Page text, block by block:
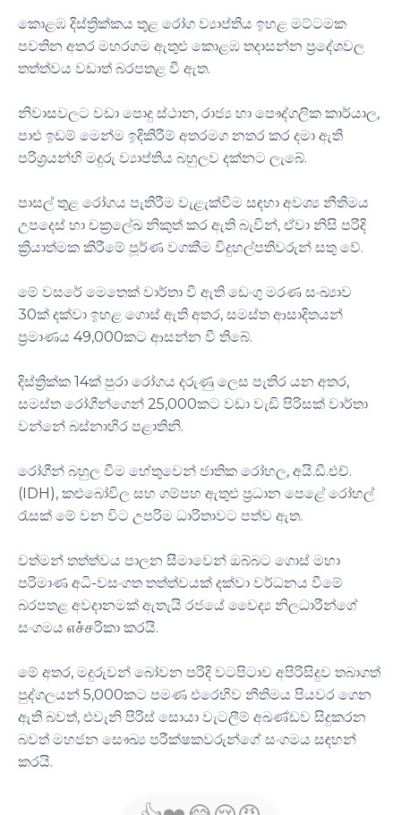
කොළඹ දිස්ත්‍රික්කය තුළ රෝග ව්‍යාප්තිය ඉහළ මට්ටමක
පවතින අතර මහරගම ඇතුළු කොළඹ තදාසන්න ප්‍රදේශවල
තත්ත්වය වඩාත් බරපතළ වී ඇත.
නිවාසවලට වඩා පොදු ස්ථාන, රාජ්‍ය හා පෞද්ගලික කාර්යාල,
පාළු ඉඩම් මෙන්ම ඉදිකිරීම් අතරමග නතර කර දමා ඇති
පරිශ්‍රයන්හි මදුරු ව්‍යාප්තිය බහුලව දක්නට ලැබේ.
පාසල් තුළ රෝගය පැතිරීම වැළැක්වීම සඳහා අවශ්‍ය නීතිමය
උපදෙස් හා චක්‍රලේඛ නිකුත් කර ඇති බැවින්, ඒවා නිසි පරිදි
ක්‍රියාත්මක කිරීමේ පූර්ණ වගකීම විදුහල්පතිවරුන් සතු වේ.
මේ වසරේ මෙතෙක් වාර්තා වී ඇති ඩෙංගු මරණ සංඛ්‍යාව
30ක් දක්වා ඉහළ ගොස් ඇති අතර, සමස්ත ආසාදිතයන්
ප්‍රමාණය 49,000කට ආසන්න වී තිබේ.
දිස්ත්‍රික්ක 14ක් පුරා රෝගය දරුණු ලෙස පැතිර යන අතර,
සමස්ත රෝගීන්ගෙන් 25,000කට වඩා වැඩි පිරිසක් වාර්තා
වන්නේ බස්නාහිර පළාතිනි.
රෝගීන් බහුල වීම හේතුවෙන් ජාතික රෝහල, අයි.ඩී.එච්.
(IDH), කළුබෝවිල සහ ගම්පහ ඇතුළු ප්‍රධාන පෙළේ රෝහල්
රැසක් මේ වන විට උපරිම ධාරිතාවට පත්ව ඇත.
වත්මන් තත්ත්වය පාලන සීමාවෙන් ඔබ්බට ගොස් මහා
පරිමාණ අධි-වසංගත තත්ත්වයක් දක්වා වර්ධනය වීමේ
බරපතළ අවදානමක් ඇතැයි රජයේ වෛද්‍ය නිලධාරීන්ගේ
සංගමය எச்சරිකා කරයි.
මේ අතර, මදුරුවන් බෝවන පරිදි වටපිටාව අපිරිසිදුව තබාගත්
පුද්ගලයන් 5,000කට පමණ එරෙහිව නීතිමය පියවර ගෙන
ඇති බවත්, එවැනි පිරිස් සොයා වැටලීම් අඛණ්ඩව සිදුකරන
බවත් මහජන සෞඛ්‍ය පරීක්ෂකවරුන්ගේ සංගමය සඳහන්
කරයි.